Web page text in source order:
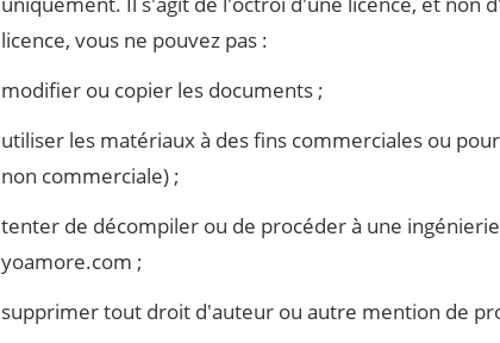
licence, vous ne pouvez pas :
modifier ou copier les documents ;
utiliser les matériaux à des fins commerciales ou
non commerciale) ;
tenter de décompiler ou de procéder à une
yoamore.com ;
supprimer tout droit d'auteur ou autre mention de